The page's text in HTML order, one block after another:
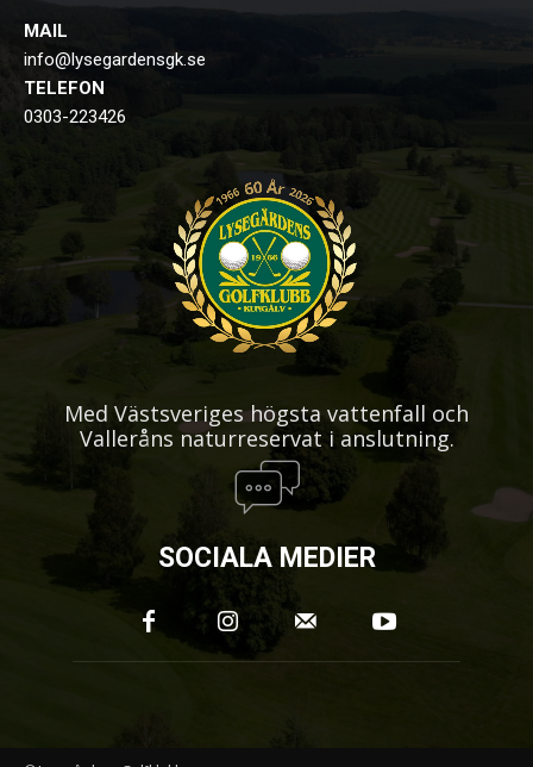
MAIL
info@lysegardensgk.se
TELEFON
0303-223426
Med Västsveriges högsta vattenfall och
Valleråns naturreservat i anslutning.
SOCIALA MEDIER